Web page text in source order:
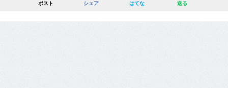
ポスト シェア はてな 送る